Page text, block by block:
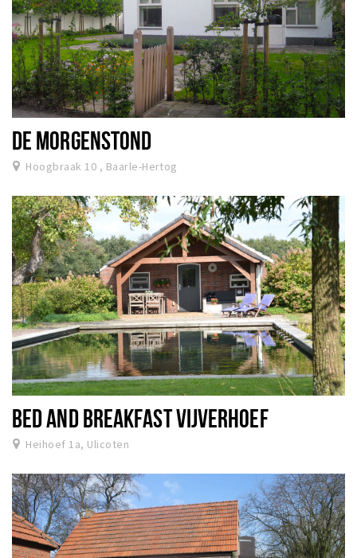
DE MORGENSTOND
Hoogbraak 10 , Baarle-Hertog
BED AND BREAKFAST VIJVERHOEF
Heihoef 1a, Ulicoten